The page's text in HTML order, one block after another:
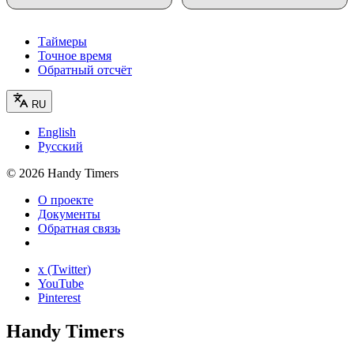
Таймеры
Точное время
Обратный отсчёт
RU
English
Русский
© 2026 Handy Timers
О проекте
Документы
Обратная связь
x (Twitter)
YouTube
Pinterest
Handy Timers